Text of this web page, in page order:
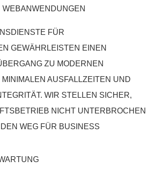
WEBANWENDUNGEN
FÜR
GEWÄHRLEISTEN EINEN
ZU MODERNEN
AUSFALLZEITEN UND
WIR STELLEN SICHER,
NICHT UNTERBROCHEN
WEG FÜR BUSINESS